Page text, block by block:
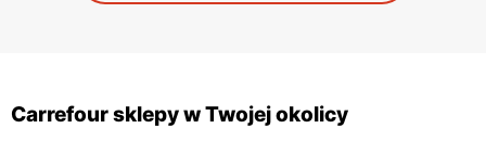
Carrefour sklepy w Twojej okolicy